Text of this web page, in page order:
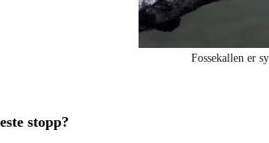
Fossekallen er
stopp?